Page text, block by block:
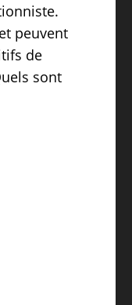
peuvent
de
sont